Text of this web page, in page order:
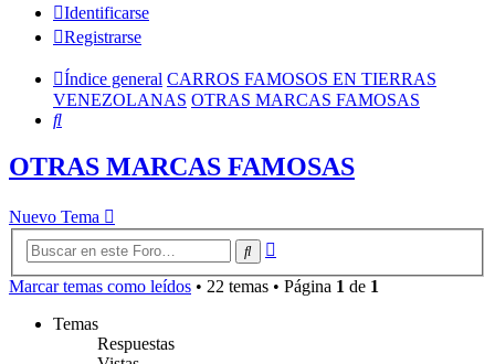
Identificarse
Registrarse
Índice general CARROS FAMOSOS EN TIERRAS
VENEZOLANAS OTRAS MARCAS FAMOSAS
Buscar
OTRAS MARCAS FAMOSAS
Nuevo Tema
Buscar
Marcar temas como leídos • 22 temas • Página 1 de 1
Temas
Respuestas